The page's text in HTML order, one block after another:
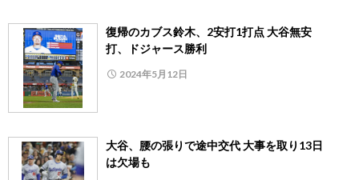
復帰のカブス鈴木、2安打1打点 大谷無安
打、ドジャース勝利
2024年5月12日
大谷、腰の張りで途中交代 大事を取り13日
は欠場も